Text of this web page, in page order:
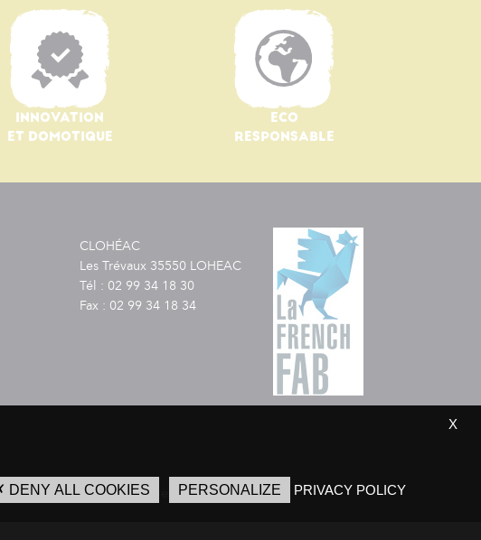
INNOVATION
ET DOMOTIQUE
ECO
RESPONSABLE
CLOHÉAC
Les Trévaux 35550 LOHEAC
Tél : 02 99 34 18 30
Fax : 02 99 34 18 34
Protection des données personnelles
X
DENY ALL COOKIES PERSONALIZE PRIVACY POLICY